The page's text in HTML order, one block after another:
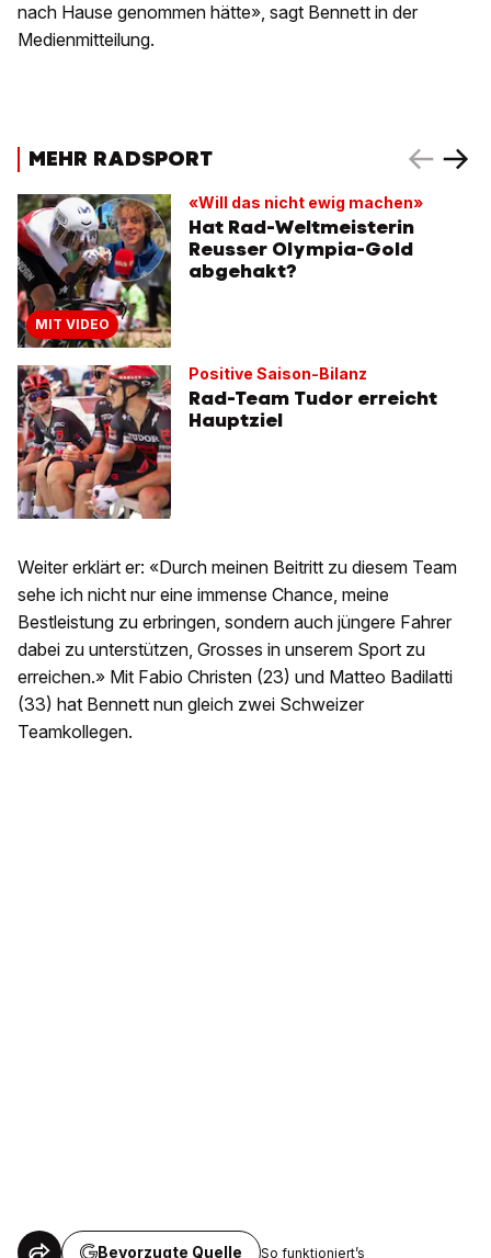
nach Hause genommen hätte», sagt Bennett in der
Medienmitteilung.
MEHR RADSPORT
MIT VIDEO
«Will das nicht ewig machen»
Hat Rad-Weltmeisterin
Reusser Olympia-Gold
abgehakt?
Positive Saison-Bilanz
Rad-Team Tudor erreicht
Hauptziel
Weiter erklärt er: «Durch meinen Beitritt zu diesem Team
sehe ich nicht nur eine immense Chance, meine
Bestleistung zu erbringen, sondern auch jüngere Fahrer
dabei zu unterstützen, Grosses in unserem Sport zu
erreichen.» Mit Fabio Christen (23) und Matteo Badilatti
(33) hat Bennett nun gleich zwei Schweizer
Teamkollegen.
Bevorzugte Quelle So funktioniert’s